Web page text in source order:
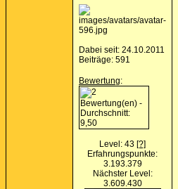
Dabei seit: 24.10.2011
Beiträge: 591
Bewertung:
Level: 43 [?]
Erfahrungspunkte:
3.193.379
Nächster Level:
3.609.430